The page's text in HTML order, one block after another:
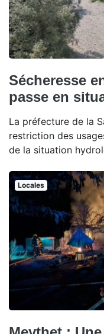
Sécheresse
passe en
La préfecture de la
restriction des
de la situation
Locales